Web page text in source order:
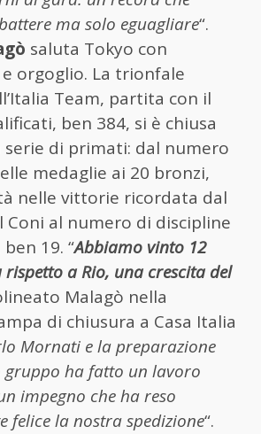
ma solo eguagliare“.
saluta Tokyo con
orgoglio. La trionfale
Team, partita con il
ben 384, si è chiusa
serie di primati: dal numero
medaglie ai 20 bronzi,
nelle vittorie ricordata dal
Coni al numero di discipline
19. “Abbiamo vinto 12
a Rio, una crescita del
Malagò nella
di chiusura a Casa Italia
Mornati e la preparazione
ha fatto un lavoro
impegno che ha reso
felice la nostra spedizione“.